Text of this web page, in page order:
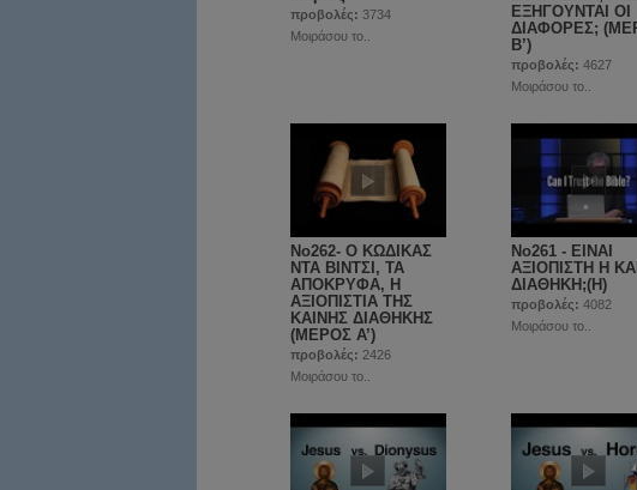
προβολές: 3734
Μοιράσου το..
ΕΞΗΓΟΥΝΤΑΙ ΟΙ
ΔΙΑΦΟΡΕΣ;
Β’)
προβολές: 4627
Μοιράσου το..
No262- Ο ΚΩΔΙΚΑΣ
ΝΤΑ ΒΙΝΤΣΙ, ΤΑ
ΑΠΟΚΡΥΦΑ, Η
ΑΞΙΟΠΙΣΤΙΑ ΤΗΣ
ΚΑΙΝΗΣ ΔΙΑΘΗΚΗΣ
(ΜΕΡΟΣ A’)
προβολές: 2426
Μοιράσου το..
No261 - ΕΙΝΑΙ
ΑΞΙΟΠΙΣΤΗ Η
ΔΙΑΘΗΚΗ;(Η)
προβολές: 4082
Μοιράσου το..